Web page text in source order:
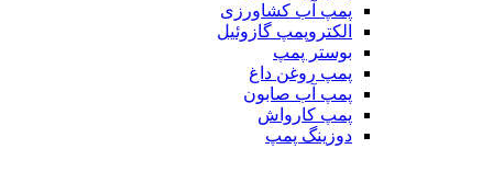
پمپ آب کشاورزی
الکتروپمپ گازوئیل
بوستر پمپ
پمپ روغن داغ
پمپ آب صابون
پمپ کارواش
دوزینگ پمپ